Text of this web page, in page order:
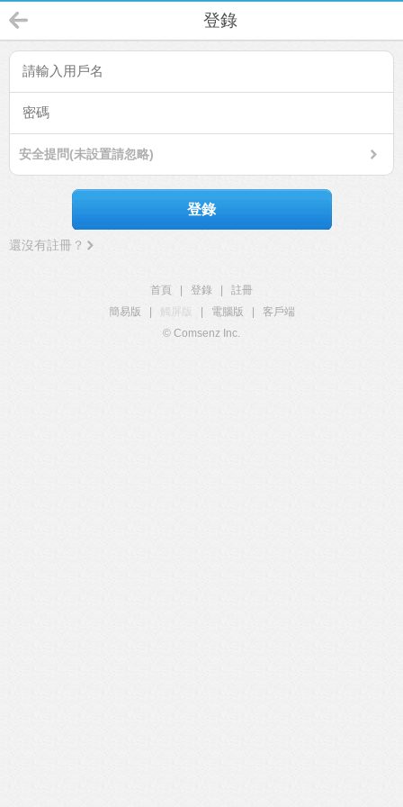
登錄
安全提問(未設置請忽略)
登錄
還沒有註冊？
首頁 登錄
註冊
簡易版
觸屏版 電腦版
客戶端
© Comsenz Inc.